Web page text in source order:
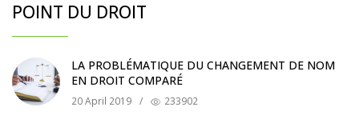
POINT DU DROIT
LA PROBLÉMATIQUE DU CHANGEMENT DE NOM
EN DROIT COMPARÉ
20 April 2019 / 233902